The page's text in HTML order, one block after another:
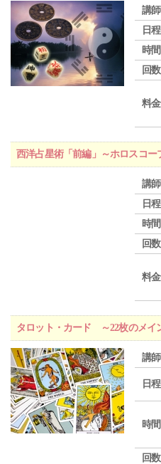
講師
日程
時間
回数
料金
西洋占星術「前編」～ホロスコ
講師
日程
時間
回数
料金
タロット・カード ～22枚のメイ
講師
日程
時間
回数